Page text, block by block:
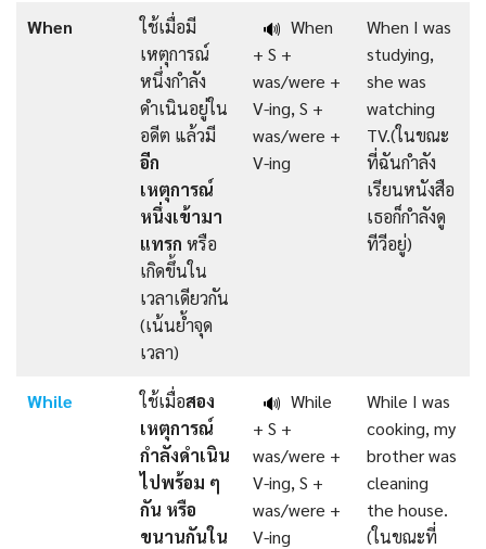
When
ใช้เมื่อมี
เหตุการณ์
หนึ่งกำลัง
ดำเนินอยู่ใน
อดีต แล้วมี
อีก
เหตุการณ์
หนึ่งเข้ามา
แทรก หรือ
เกิดขึ้นใน
เวลาเดียวกัน
(เน้นย้ำจุด
เวลา)
🔊 When
+ S +
was/were +
V-ing, S +
was/were +
V-ing
When I was
studying,
she was
watching
TV.(ในขณะ
ที่ฉันกำลัง
เรียนหนังสือ
เธอก็กำลังดู
ทีวีอยู่)
While ใช้เมื่อสอง
เหตุการณ์
กำลังดำเนิน
ไปพร้อม ๆ
กัน หรือ
ขนานกันใน
🔊 While
+ S +
was/were +
V-ing, S +
was/were +
V-ing
While I was
cooking, my
brother was
cleaning
the house.
(ในขณะที่